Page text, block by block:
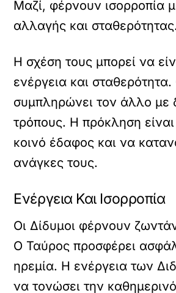
Μαζί, φέρνουν ισορροπία
αλλαγής και
Η σχέση τους μπορεί να
ενέργεια και
συμπληρώνει τον άλλο με
τρόπους. Η πρόκληση
κοινό έδαφος και να
ανάγκες τους.
Ενέργεια Και Ισορροπία
Οι Δίδυμοι φέρνουν
Ο Ταύρος προσφέρει
ηρεμία. Η ενέργεια των
να τονώσει την